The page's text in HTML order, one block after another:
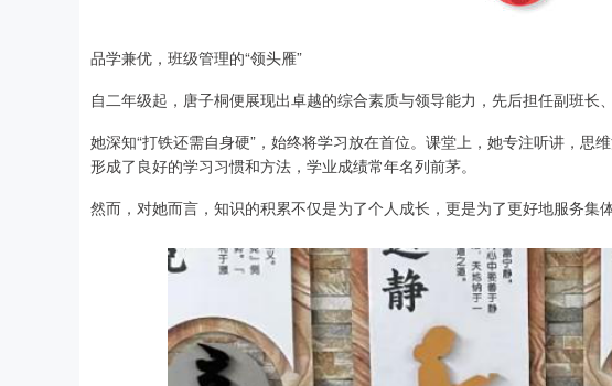
品学兼优，班级管理的“领头雁”
自二年级起，唐子桐便展现出卓越的综合素质与领导能力，先后担任副班长
她深知“打铁还需自身硬”，始终将学习放在首位。课堂上，她专注听讲，思
形成了良好的学习习惯和方法，学业成绩常年名列前茅。
然而，对她而言，知识的积累不仅是为了个人成长，更是为了更好地服务集体